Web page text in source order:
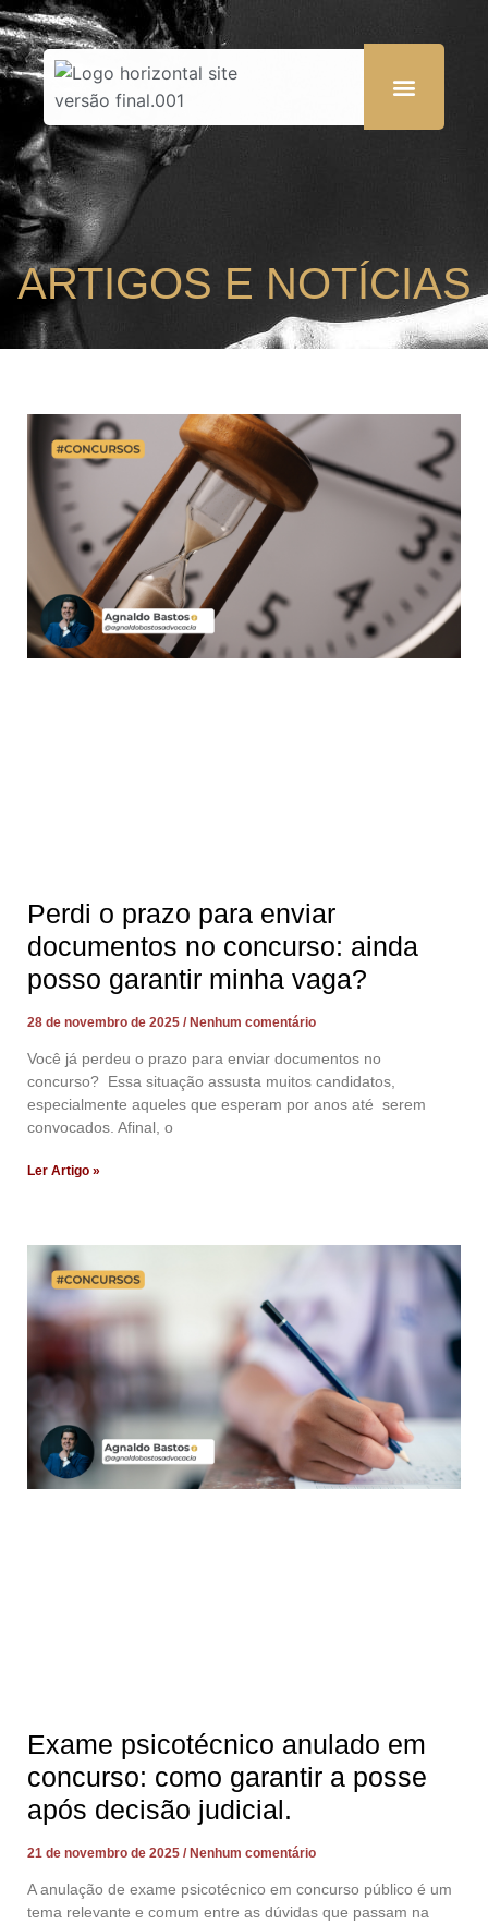
ARTIGOS E NOTÍCIAS
Perdi o prazo para enviar
documentos no concurso: ainda
posso garantir minha vaga?
28 de novembro de 2025 Nenhum comentário
Você já perdeu o prazo para enviar documentos no
concurso? Essa situação assusta muitos candidatos,
especialmente aqueles que esperam por anos até serem
convocados. Afinal, o
Ler Artigo »
Exame psicotécnico anulado em
concurso: como garantir a posse
após decisão judicial.
21 de novembro de 2025 Nenhum comentário
A anulação de exame psicotécnico em concurso público é um
tema relevante e comum entre as dúvidas que passam na